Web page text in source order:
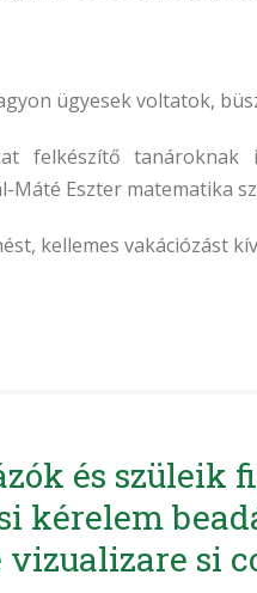
ügyesek voltatok,
felkészítő tanároknak
Máté Eszter matematika
kellemes vakációzást
és szüleik
kérelem
vizualizare si